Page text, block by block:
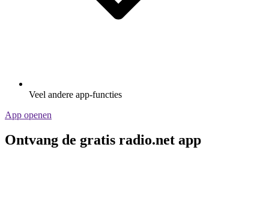
Veel andere app-functies
App openen
Ontvang de gratis radio.net app